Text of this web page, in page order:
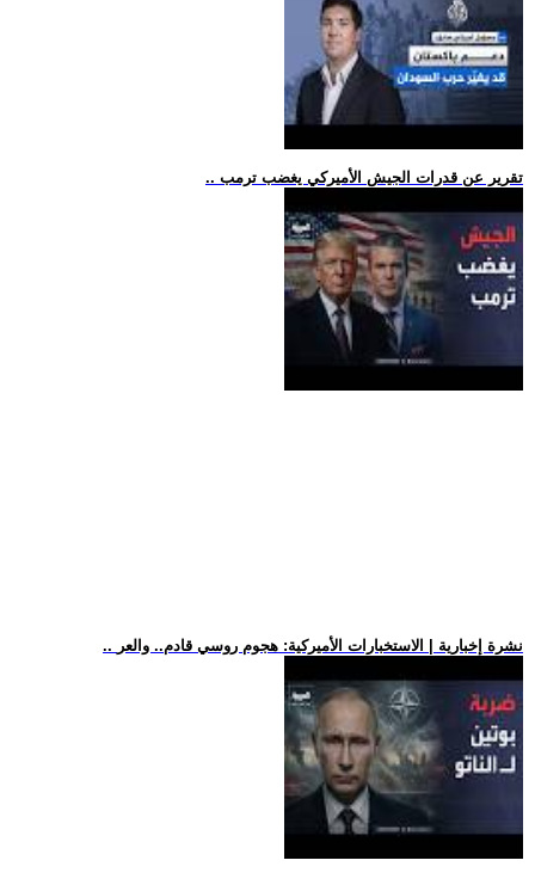
.. تقرير عن قدرات الجيش الأميركي يغضب ترمب
.. نشرة إخبارية | الاستخبارات الأميركية: هجوم روسي قادم.. والعر